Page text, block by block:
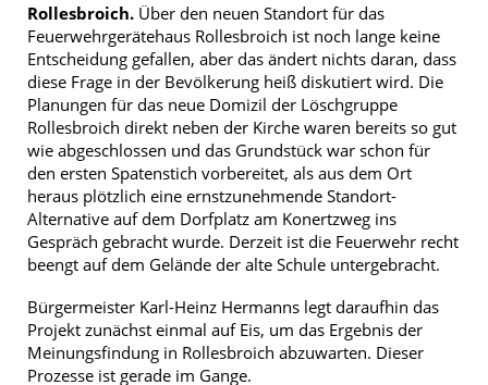
Rollesbroich. Über den neuen Standort für das
Feuerwehrgerätehaus Rollesbroich ist noch lange keine
Entscheidung gefallen, aber das ändert nichts daran, dass
diese Frage in der Bevölkerung heiß diskutiert wird. Die
Planungen für das neue Domizil der Löschgruppe
Rollesbroich direkt neben der Kirche waren bereits so gut
wie abgeschlossen und das Grundstück war schon für
den ersten Spatenstich vorbereitet, als aus dem Ort
heraus plötzlich eine ernstzunehmende Standort-
Alternative auf dem Dorfplatz am Konertzweg ins
Gespräch gebracht wurde. Derzeit ist die Feuerwehr recht
beengt auf dem Gelände der alte Schule untergebracht.
Bürgermeister Karl-Heinz Hermanns legt daraufhin das
Projekt zunächst einmal auf Eis, um das Ergebnis der
Meinungsfindung in Rollesbroich abzuwarten. Dieser
Prozesse ist gerade im Gange.